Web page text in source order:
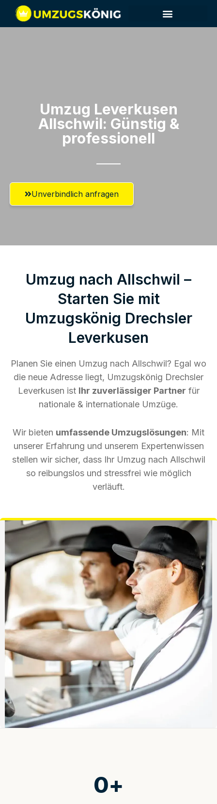
Umzug Leverkusen​
Allschwil: Günstig &
professionell​
Unverbindlich anfragen
Umzug nach Allschwil –
Starten Sie mit
Umzugskönig Drechsler
Leverkusen
Planen Sie einen Umzug nach Allschwil? Egal wo
die neue Adresse liegt, Umzugskönig Drechsler
Leverkusen ist Ihr zuverlässiger Partner für
nationale & internationale Umzüge.
Wir bieten umfassende Umzugslösungen: Mit
unserer Erfahrung und unserem Expertenwissen
stellen wir sicher, dass Ihr Umzug nach Allschwil
so reibungslos und stressfrei wie möglich
verläuft.
0+